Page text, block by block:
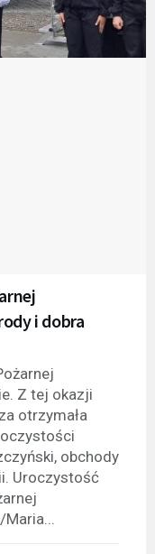
i dobra
Z tej okazji
otrzymała
obchody
Uroczystość